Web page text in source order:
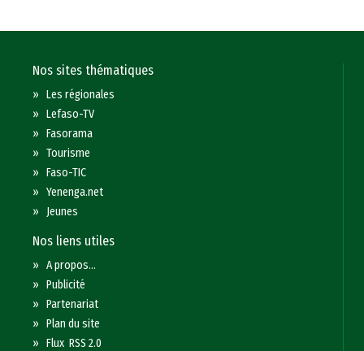
Nos sites thématiques
»Les régionales
»Lefaso-TV
»Fasorama
»Tourisme
»Faso-TIC
»Yenenga.net
» Jeunes
Nos liens utiles
»A propos...
»Publicité
»Partenariat
»Plan du site
»Flux RSS 2.0